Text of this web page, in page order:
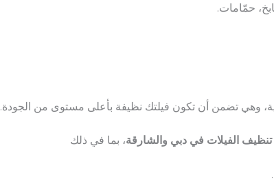
حمّامات.
وهي تضمن أن تكون فيلتك نظيفة بأعلى مستوى من الجودة.
الفيلات في دبي والشارقة، بما في ذلك